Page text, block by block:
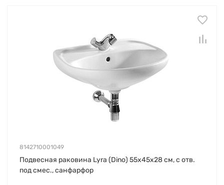
8142710001049
Подвесная раковина Lyrа (Dino) 55х45х28 см, с отв.
под смес., санфарфор